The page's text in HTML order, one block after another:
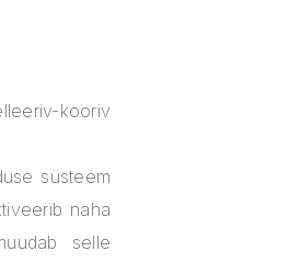
kooriv
süsteem
naha
selle